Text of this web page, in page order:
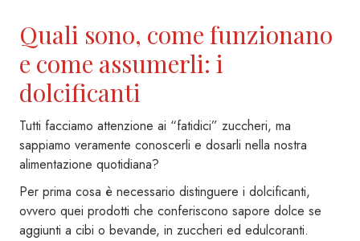
Quali sono, come funzionano
e come assumerli: i
dolcificanti
Tutti facciamo attenzione ai “fatidici” zuccheri, ma
sappiamo veramente conoscerli e dosarli nella nostra
alimentazione quotidiana?
Per prima cosa è necessario distinguere i dolcificanti,
ovvero quei prodotti che conferiscono sapore dolce se
aggiunti a cibi o bevande, in zuccheri ed edulcoranti.